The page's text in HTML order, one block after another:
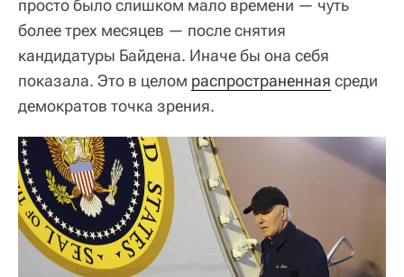
просто было слишком мало времени — чуть
более трех месяцев — после снятия
кандидатуры Байдена. Иначе бы она себя
показала. Это в целом распространенная среди
демократов точка зрения.